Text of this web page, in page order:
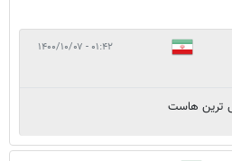
۰۱:۴۲ - ۱۴۰۰/۱۰/۰۷
هاست